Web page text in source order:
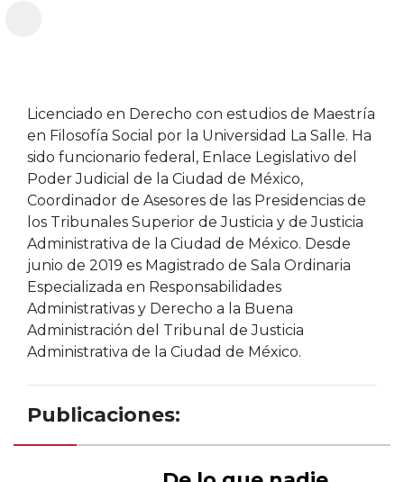
Licenciado en Derecho con estudios de Maestría
en Filosofía Social por la Universidad La Salle. Ha
sido funcionario federal, Enlace Legislativo del
Poder Judicial de la Ciudad de México,
Coordinador de Asesores de las Presidencias de
los Tribunales Superior de Justicia y de Justicia
Administrativa de la Ciudad de México. Desde
junio de 2019 es Magistrado de Sala Ordinaria
Especializada en Responsabilidades
Administrativas y Derecho a la Buena
Administración del Tribunal de Justicia
Administrativa de la Ciudad de México.
Publicaciones: